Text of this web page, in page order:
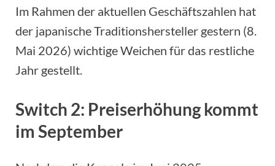
Im Rahmen der aktuellen Geschäftszahlen hat
der japanische Traditionshersteller gestern (8.
Mai 2026) wichtige Weichen für das restliche
Jahr gestellt.
Switch 2: Preiserhöhung kommt
im September